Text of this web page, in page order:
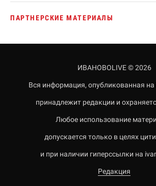
ПАРТНЕРСКИЕ МАТЕРИАЛЫ
ИВАНОВОLIVE © 2026
Вся информация, опубликованная на
принадлежит редакции и
Любое использование
допускается только в целях
и при наличии гиперссылки на
Редакция